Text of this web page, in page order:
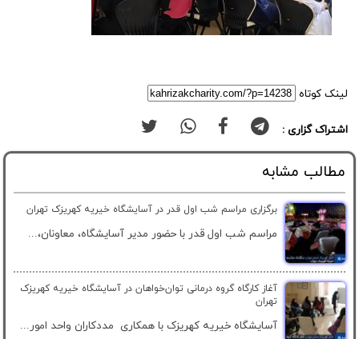
لینک کوتاه
اشتراک گزاری :
مطالب مشابه
برگزاری مراسم شب اول قدر در آسایشگاه خیریه کهریزک تهران
مراسم شب اول قدر با حضور مدیر آسایشگاه، معاونان،...
آغاز کارگاه گروه درمانی توان‌خواهان در آسایشگاه خیریه کهریزک
تهران
آسایشگاه خیریه کهریزک با همکاری مددکاران واحد امور...